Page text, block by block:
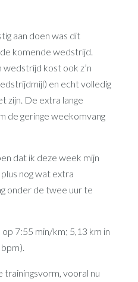
aan doen was dit
komende wedstrijd.
kost ook z’n
en echt volledig
zijn. De extra lange
de geringe weekomvang
dat ik deze week mijn
nog wat extra
onder de twee uur te
7:55 min/km; 5,13 km in
trainingsvorm, vooral nu